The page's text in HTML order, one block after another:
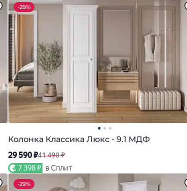
-29%
Колонка Классика Люкс - 9.1 МДФ
29 590 ₽41 490 ₽
7 398 ₽ в Сплит
-29%